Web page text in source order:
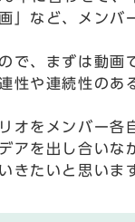
など、メンバ
、まずは動画
性や連続性のあ
オをメンバー各
アを出し合いな
きたいと思いま